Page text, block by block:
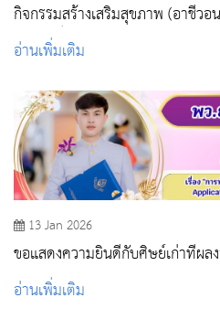
กิจกรรมสร้างเสริมสุขภาพ (อาชี
เพาเวอร์ จำกัด (มหาชน)
อ่านเพิ่มเติม
13 Jan 2026
ขอแสดงความยินดีกับศิษย์เก่าที่ผล
จัดแสดงในการสัมมนาวิชาการประจ
อ่านเพิ่มเติม